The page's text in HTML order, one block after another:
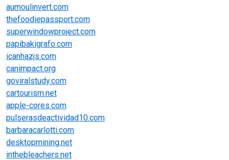
aumoulinvert.com
thefoodiepassport.com
superwindowproject.com
papibakigrafo.com
icanhazjs.com
canimpact.org
goviralstudy.com
cartourism.net
apple-cores.com
pulserasdeactividad10.com
barbaracarlotti.com
desktopmining.net
inthebleachers.net